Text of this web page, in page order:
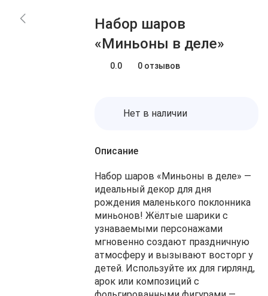
Блог
О нас
Заказы
Набор шаров
«Миньоны в деле»
0.0 0 отзывов
Нет в наличии
Описание
Набор шаров «Миньоны в деле» —
идеальный декор для дня
рождения маленького поклонника
миньонов! Жёлтые шарики с
узнаваемыми персонажами
мгновенно создают праздничную
атмосферу и вызывают восторг у
детей. Используйте их для гирлянд,
арок или композиций с